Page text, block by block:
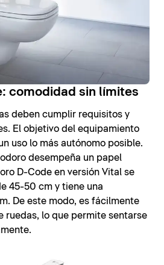
comodidad sin límites
deben cumplir requisitos y
El objetivo del equipamiento
uso lo más autónomo posible.
desempeña un papel
D-Code en versión Vital se
45-50 cm y tiene una
De este modo, es fácilmente
ruedas, lo que permite sentarse